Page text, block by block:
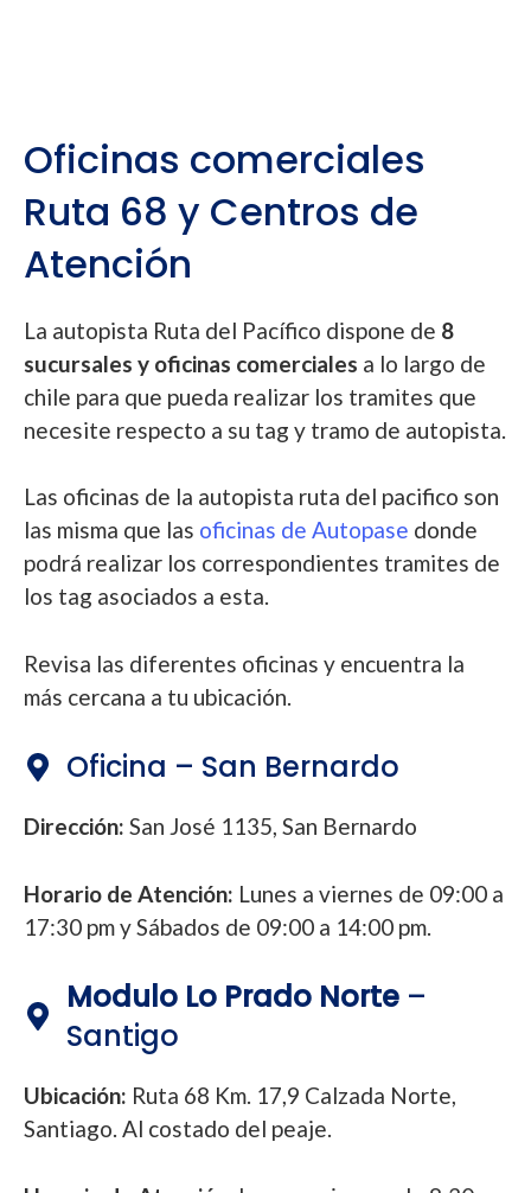
Oficinas comerciales
Ruta 68 y Centros de
Atención
La autopista Ruta del Pacífico dispone de 8
sucursales y oficinas comerciales a lo largo de
chile para que pueda realizar los tramites que
necesite respecto a su tag y tramo de autopista.
Las oficinas de la autopista ruta del pacifico son
las misma que las oficinas de Autopase donde
podrá realizar los correspondientes tramites de
los tag asociados a esta.
Revisa las diferentes oficinas y encuentra la
más cercana a tu ubicación.
Oficina – San Bernardo
Dirección: San José 1135, San Bernardo
Horario de Atención: Lunes a viernes de 09:00 a
17:30 pm y Sábados de 09:00 a 14:00 pm.
Modulo Lo Prado Norte –
Santigo
Ubicación: Ruta 68 Km. 17,9 Calzada Norte,
Santiago. Al costado del peaje.